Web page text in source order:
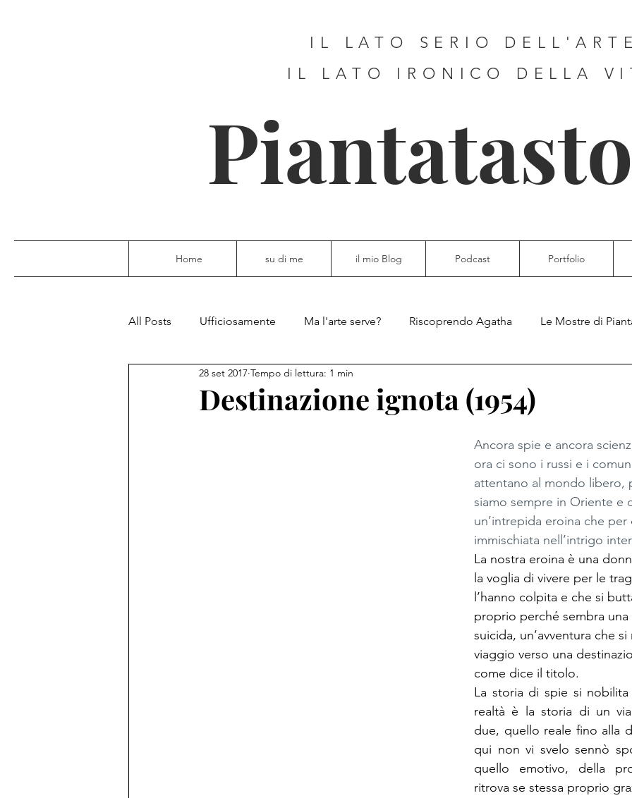
IL LATO SERIO DELL'ARTE
IL LATO IRONICO DELLA
Home su di me il mio Blog Podcast Portfolio
All Posts Ufficiosamente Ma l'arte serve? Riscoprendo Agatha Le Mostre di
PiantataStorta Contemporanea Le ricette di Piantatastorta
Destinazione ignota (1954)
28 set 2017 Tempo di lettura: 1 min
Ancora spie e ancora
ora ci sono i russi e i
attentano al mondo libero,
siamo sempre in Oriente e
un’intrepida eroina che per
immischiata nell’intrigo
La nostra eroina è una
la voglia di vivere per le
l’hanno colpita e che si
proprio perché sembra una
suicida, un’avventura che si
viaggio verso una
come dice il titolo.
La storia di spie si
realtà è la storia di un
due, quello reale fino alla
qui non vi svelo sennò
quello emotivo, della
ritrova se stessa proprio